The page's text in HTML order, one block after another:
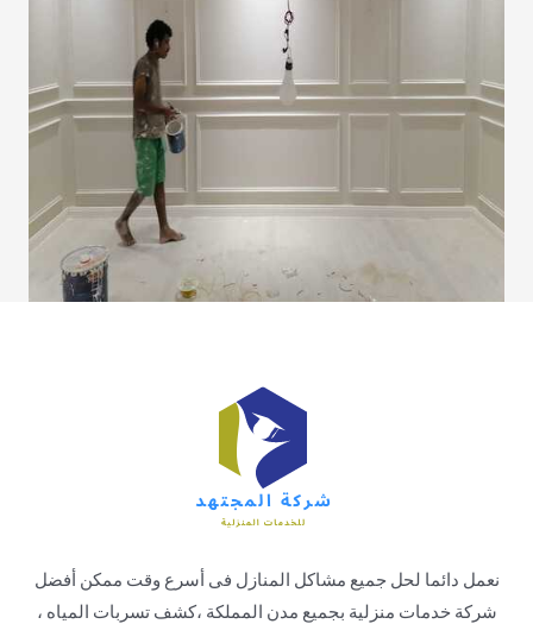
نعمل دائما لحل جميع مشاكل المنازل فى أسرع وقت ممكن أفضل
شركة خدمات منزلية بجميع مدن المملكة ،كشف تسربات المياه ،